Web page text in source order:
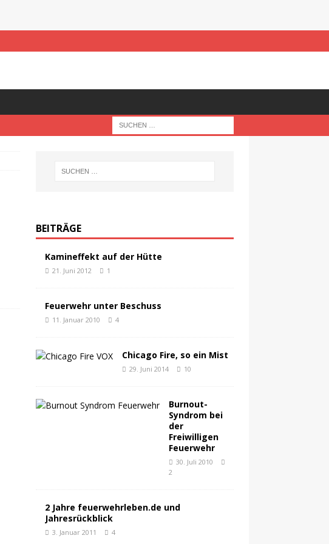
BEITRÄGE
Kamineffekt auf der Hütte
21. Juni 2012 1
Feuerwehr unter Beschuss
11. Januar 2010 4
Chicago Fire, so ein Mist
29. Juni 2014 10
Burnout-
Syndrom bei
der
Freiwilligen
Feuerwehr
30. Juli 2010
2
2 Jahre feuerwehrleben.de und
Jahresrückblick
3. Januar 2011 4